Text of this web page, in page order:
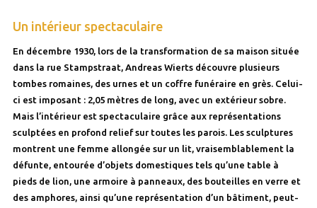
Un intérieur spectaculaire
En décembre 1930, lors de la transformation de sa maison située
dans la rue Stampstraat, Andreas Wierts découvre plusieurs
tombes romaines, des urnes et un coffre funéraire en grès. Celui-
ci est imposant : 2,05 mètres de long, avec un extérieur sobre.
Mais l’intérieur est spectaculaire grâce aux représentations
sculptées en profond relief sur toutes les parois. Les sculptures
montrent une femme allongée sur un lit, vraisemblablement la
défunte, entourée d’objets domestiques tels qu’une table à
pieds de lion, une armoire à panneaux, des bouteilles en verre et
des amphores, ainsi qu’une représentation d’un bâtiment, peut-